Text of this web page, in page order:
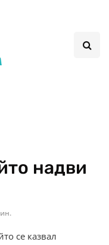
надви
се казвал